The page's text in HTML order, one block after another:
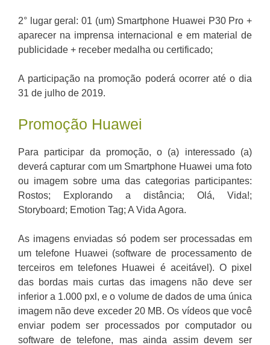
2° lugar geral: 01 (um) Smartphone Huawei P30 Pro +
aparecer na imprensa internacional e em material de
publicidade + receber medalha ou certificado;
A participação na promoção poderá ocorrer até o dia
31 de julho de 2019.
Promoção Huawei
Para participar da promoção, o (a) interessado (a)
deverá capturar com um Smartphone Huawei uma foto
ou imagem sobre uma das categorias participantes:
Rostos; Explorando a distância; Olá, Vida!;
Storyboard; Emotion Tag; A Vida Agora.
As imagens enviadas só podem ser processadas em
um telefone Huawei (software de processamento de
terceiros em telefones Huawei é aceitável). O pixel
das bordas mais curtas das imagens não deve ser
inferior a 1.000 pxl, e o volume de dados de uma única
imagem não deve exceder 20 MB. Os vídeos que você
enviar podem ser processados por computador ou
software de telefone, mas ainda assim devem ser